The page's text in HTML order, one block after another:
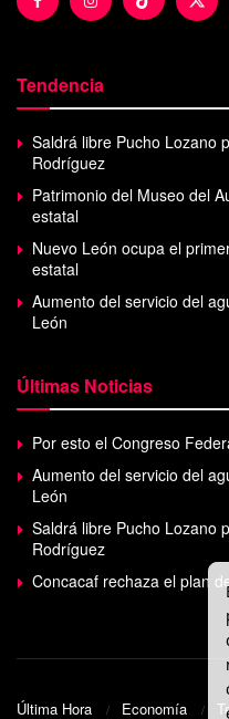
Tendencia
Saldrá libre Pucho Lozano
Rodríguez
Patrimonio del Museo del
estatal
Nuevo León ocupa el
estatal
Aumento del servicio del
León
Últimas Noticias
Por esto el Congreso
Aumento del servicio del
León
Saldrá libre Pucho Lozano
Rodríguez
Concacaf rechaza el plan
Última Hora Economía